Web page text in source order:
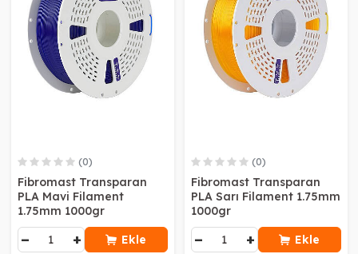
(0)
Fibromast Transparan
PLA Mavi Filament
1.75mm 1000gr
− + Ekle
(0)
Fibromast Transparan
PLA Sarı Filament 1.75mm
1000gr
− + Ekle